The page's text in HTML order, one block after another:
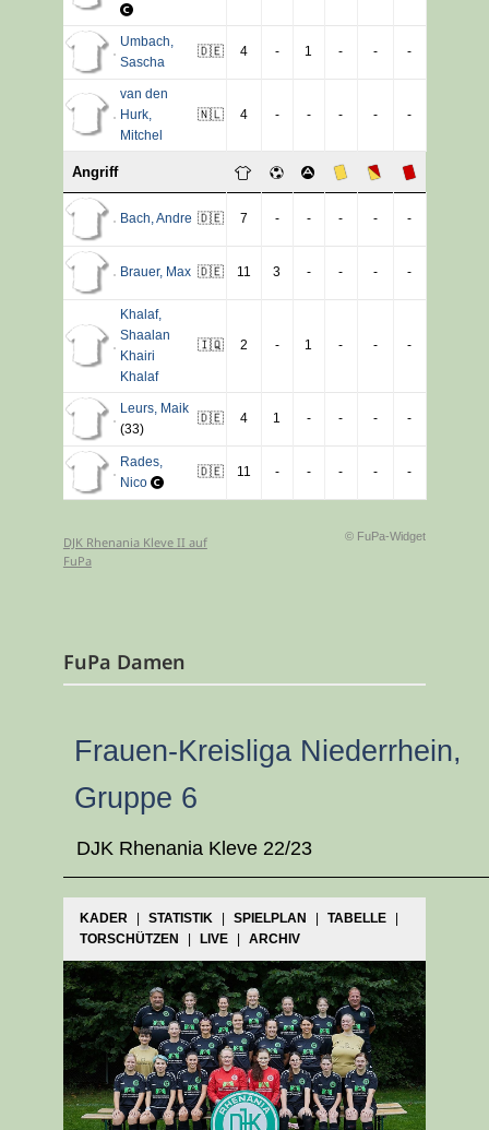
Umbach
Sascha
🇩🇪 4 - 1 - - -
van den
Hurk,
Mitchel
🇳🇱 4 - - - - -
Angriff
Bach Andre 🇩🇪 7 - - - - -
Brauer, Max 🇩🇪 11 3 - - - -
Khalaf,
Shaalan
Khairi
Khalaf
🇮🇶 2 - 1 - - -
Leurs, Maik
(33)
🇩🇪 4 1 - - - -
Rades,
Nico
🇩🇪 11 - - - - -
© FuPa-Widget
DJK Rhenania Kleve II auf
FuPa
FuPa Damen
Frauen-Kreisliga Niederrhein,
Gruppe 6
DJK Rhenania Kleve 22/23
KADER STATISTIK SPIELPLAN TABELLE
TORSCHÜTZEN
LIVE ARCHIV